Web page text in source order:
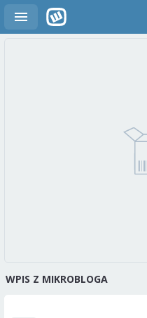
WPIS Z MIKROBLOGA